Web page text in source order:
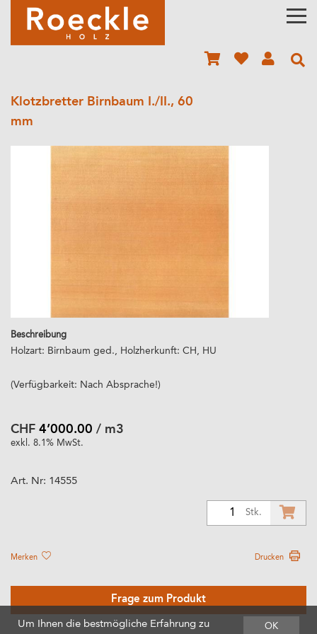
Klotzbretter Birnbaum I./II., 60
mm
Beschreibung
Holzart: Birnbaum ged., Holzherkunft: CH, HU
(Verfügbarkeit: Nach Absprache!)
CHF 4’000.00 / m3
exkl. 8.1% MwSt.
Art. Nr: 14555
Stk.
Merken Drucken
Frage zum Produkt
OK
Um Ihnen die bestmögliche Erfahrung zu